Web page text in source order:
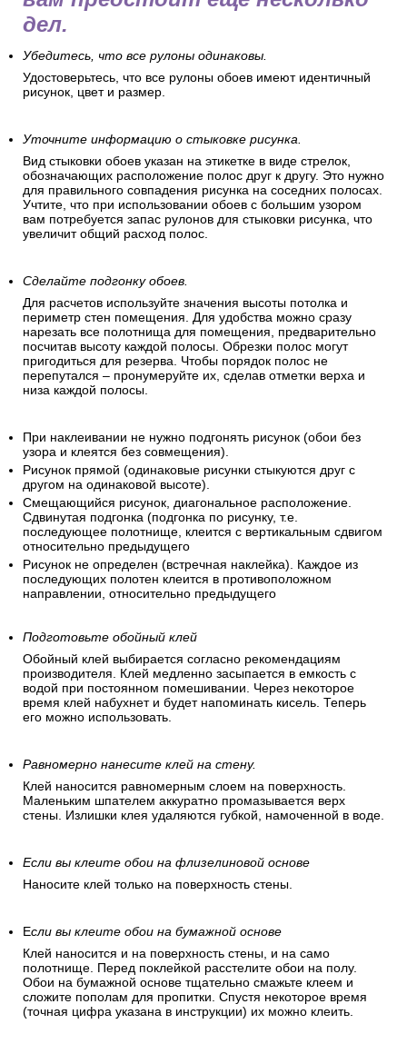
дел.
Убедитесь, что все рулоны одинаковы.
Удостоверьтесь, что все рулоны обоев имеют идентичный
рисунок, цвет и размер.
Уточните информацию о стыковке рисунка.
Вид стыковки обоев указан на этикетке в виде стрелок,
обозначающих расположение полос друг к другу. Это нужно
для правильного совпадения рисунка на соседних полосах.
Учтите, что при использовании обоев с большим узором
вам потребуется запас рулонов для стыковки рисунка, что
увеличит общий расход полос.
Сделайте подгонку обоев.
Для расчетов используйте значения высоты потолка и
периметр стен помещения. Для удобства можно сразу
нарезать все полотнища для помещения, предварительно
посчитав высоту каждой полосы. Обрезки полос могут
пригодиться для резерва. Чтобы порядок полос не
перепутался – пронумеруйте их, сделав отметки верха и
низа каждой полосы.
При наклеивании не нужно подгонять рисунок (обои без
узора и клеятся без совмещения).
Рисунок прямой (одинаковые рисунки стыкуются друг с
другом на одинаковой высоте).
Смещающийся рисунок, диагональное расположение.
Сдвинутая подгонка (подгонка по рисунку, т.е.
последующее полотнище, клеится с вертикальным сдвигом
относительно предыдущего
Рисунок не определен (встречная наклейка). Каждое из
последующих полотен клеится в противоположном
направлении, относительно предыдущего
Подготовьте обойный клей
Обойный клей выбирается согласно рекомендациям
производителя. Клей медленно засыпается в емкость с
водой при постоянном помешивании. Через некоторое
время клей набухнет и будет напоминать кисель. Теперь
его можно использовать.
Равномерно нанесите клей на стену.
Клей наносится равномерным слоем на поверхность.
Маленьким шпателем аккуратно промазывается верх
стены. Излишки клея удаляются губкой, намоченной в воде.
Если вы клеите обои на флизелиновой основе
Наносите клей только на поверхность стены.
Если вы клеите обои на бумажной основе
Клей наносится и на поверхность стены, и на само
полотнище. Перед поклейкой расстелите обои на полу.
Обои на бумажной основе тщательно смажьте клеем и
сложите пополам для пропитки. Спустя некоторое время
(точная цифра указана в инструкции) их можно клеить.